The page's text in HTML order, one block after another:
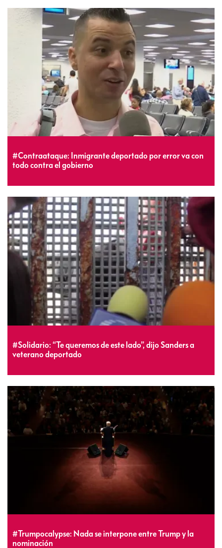
#Contraataque: Inmigrante deportado por error va con
todo contra el gobierno
#Solidario: “Te queremos de este lado”, dijo Sanders a
veterano deportado
#Trumpocalypse: Nada se interpone entre Trump y la
nominación